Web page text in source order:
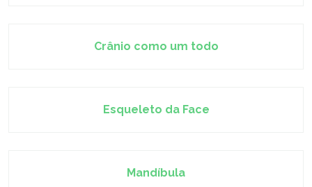
Crânio como um todo
Esqueleto da Face
Mandíbula